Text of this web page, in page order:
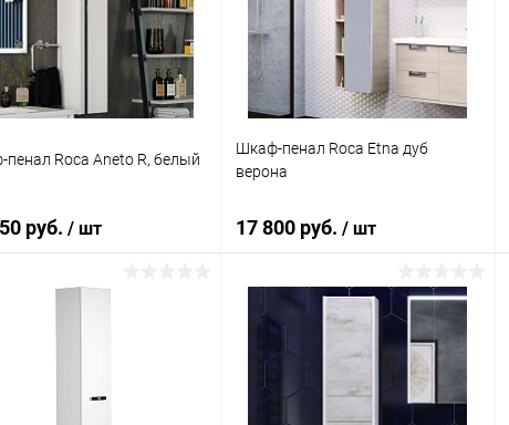
Под заказ В избранное Под заказ
Roca Aneto R, белый
руб. / шт
Шкаф-пенал Roca Etna дуб
верона
17 800 руб. / шт
В корзину
Сравнение